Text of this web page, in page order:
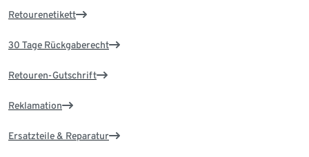
Retourenetikett
30 Tage Rückgaberecht
Retouren-Gutschrift
Reklamation
Ersatzteile & Reparatur